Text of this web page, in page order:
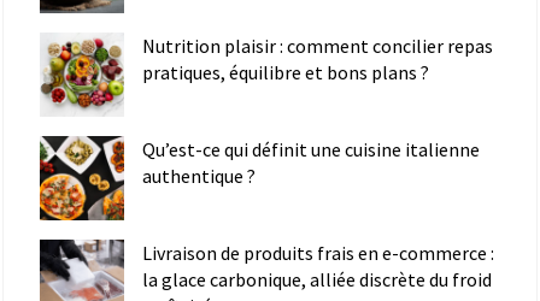
Nutrition plaisir : comment concilier repas
pratiques, équilibre et bons plans ?
Qu’est-ce qui définit une cuisine italienne
authentique ?
Livraison de produits frais en e-commerce :
la glace carbonique, alliée discrète du froid